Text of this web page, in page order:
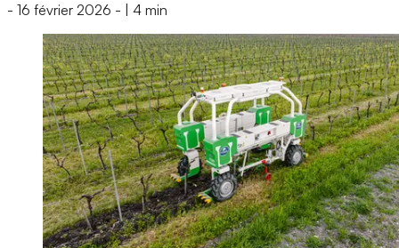
- 16 février 2026 - 4 min